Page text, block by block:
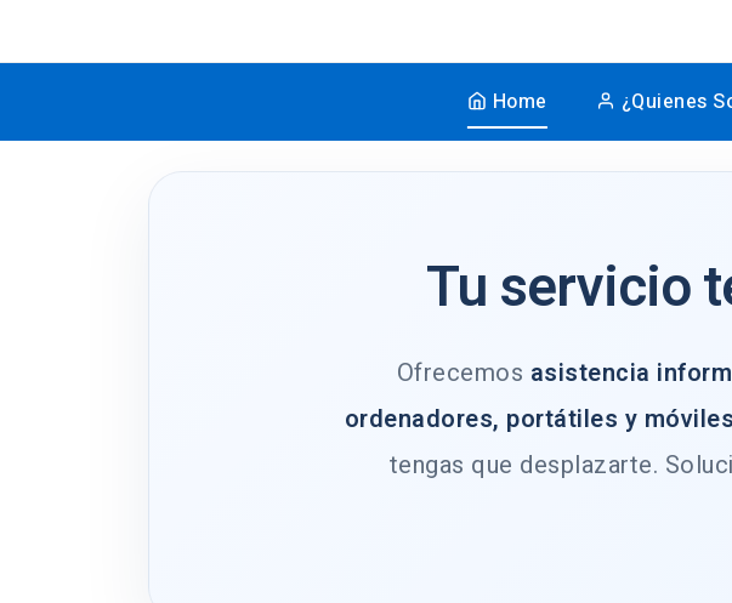
Home ¿Quienes
Tu servicio
Ofrecemos asistencia
ordenadores, portátiles y
tengas que desplazarte.